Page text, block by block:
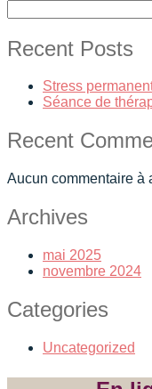
Recent Posts
Stress
Séance de
Recent
Aucun commentaire à
Archives
mai 2025
novembre 2024
Categories
Uncategorized